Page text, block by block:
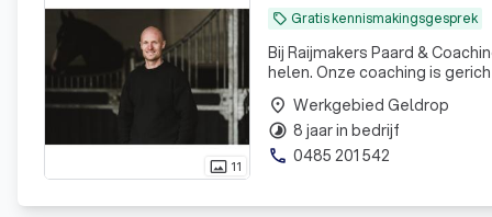
photo_size_select_actual 11
local_offer Gratis kennismakingsgesprek
Bij Raijmakers Paard &
helen. Onze coaching is
verslaving, of ondersteuning
place Werkgebied Geldrop
timelapse 8 jaar in bedrijf
phone 0485 201 542